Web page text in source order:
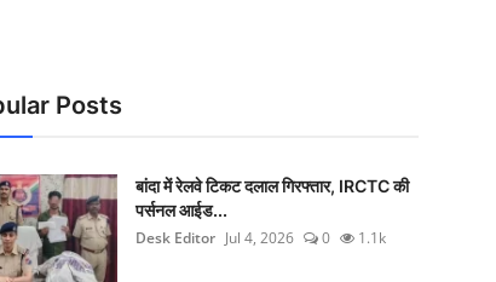
Posts
बांदा में रेलवे टिकट दलाल गिरफ्तार, IRCTC की
पर्सनल आईड...
Desk Editor Jul 4, 2026 0 1.1k